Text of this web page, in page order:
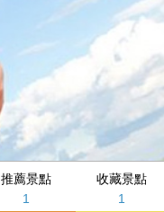
推薦景點
1
收藏景點
1